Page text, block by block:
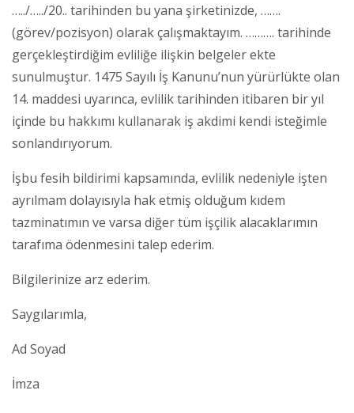
…../…../20.. tarihinden bu yana şirketinizde, …….
(görev/pozisyon) olarak çalışmaktayım. ………. tarihinde
gerçekleştirdiğim evliliğe ilişkin belgeler ekte
sunulmuştur. 1475 Sayılı İş Kanunu’nun yürürlükte olan
14. maddesi uyarınca, evlilik tarihinden itibaren bir yıl
içinde bu hakkımı kullanarak iş akdimi kendi isteğimle
sonlandırıyorum.
İşbu fesih bildirimi kapsamında, evlilik nedeniyle işten
ayrılmam dolayısıyla hak etmiş olduğum kıdem
tazminatımın ve varsa diğer tüm işçilik alacaklarımın
tarafıma ödenmesini talep ederim.
Bilgilerinize arz ederim.
Saygılarımla,
Ad Soyad
İmza